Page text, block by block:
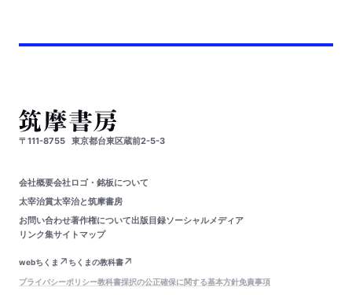
〒111-8755 東京都台東区蔵前2-5-3
会社概要会社ロゴ・銘板について
太宰治賞太宰治と筑摩書房
お問い合わせ著作権について出版目録ソーシャルメディア
リンク集サイトマップ
webちくま
ちくまの教科書
プライバシーポリシー教科書採択の公正確保に関する基本方針免責事項